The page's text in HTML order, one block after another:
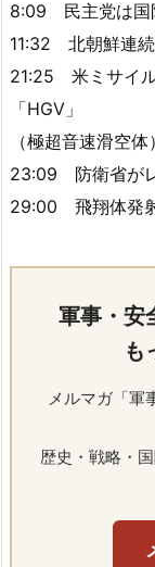
8:09 民主党は国
11:32 北朝鮮連続
21:25 米ミサイ
「HGV」
（極超音速滑空
23:09 防衛省が
29:00 飛翔体発
軍事・安
も
メルマガ「軍
歴史・戦略・